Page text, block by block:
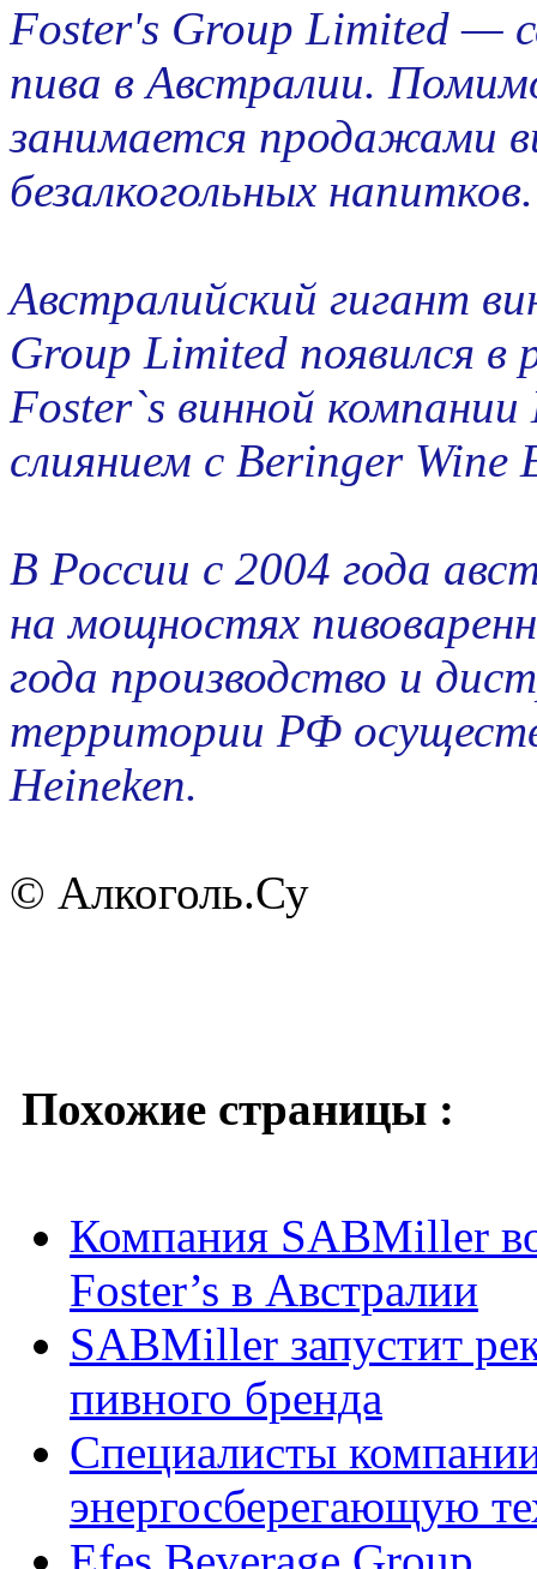
Foster's Group Limited —
пива в Австралии.
занимается продажами
безалкогольных напитков.
Австралийский гигант
Group Limited появился в
Foster`s винной
слиянием с Beringer Wine
В России с 2004 года
на мощностях
года производство и
территории РФ
Heineken.
© Алкоголь.Су
Похожие страницы :
Компания SABMiller
Foster’s в Австралии
SABMiller запустит
пивного бренда
Cпециалисты
энергосберегающую